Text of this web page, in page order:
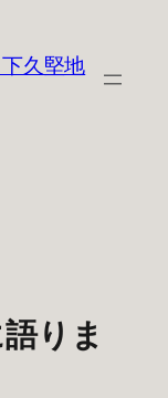
久堅地
りま